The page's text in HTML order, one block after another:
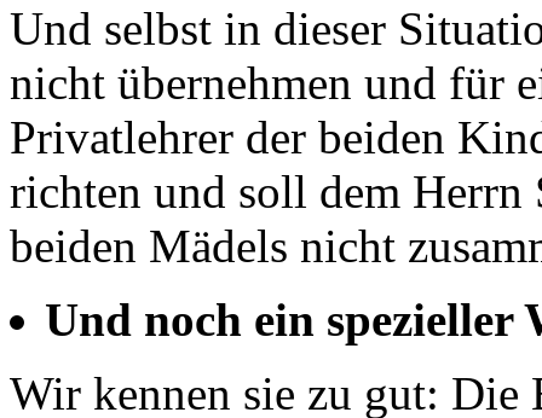
Und selbst in dieser
nicht übernehmen und für
Privatlehrer der beiden
richten und soll dem Herrn
beiden Mädels nicht
Und noch ein spezieller
Wir kennen sie zu gut: Die